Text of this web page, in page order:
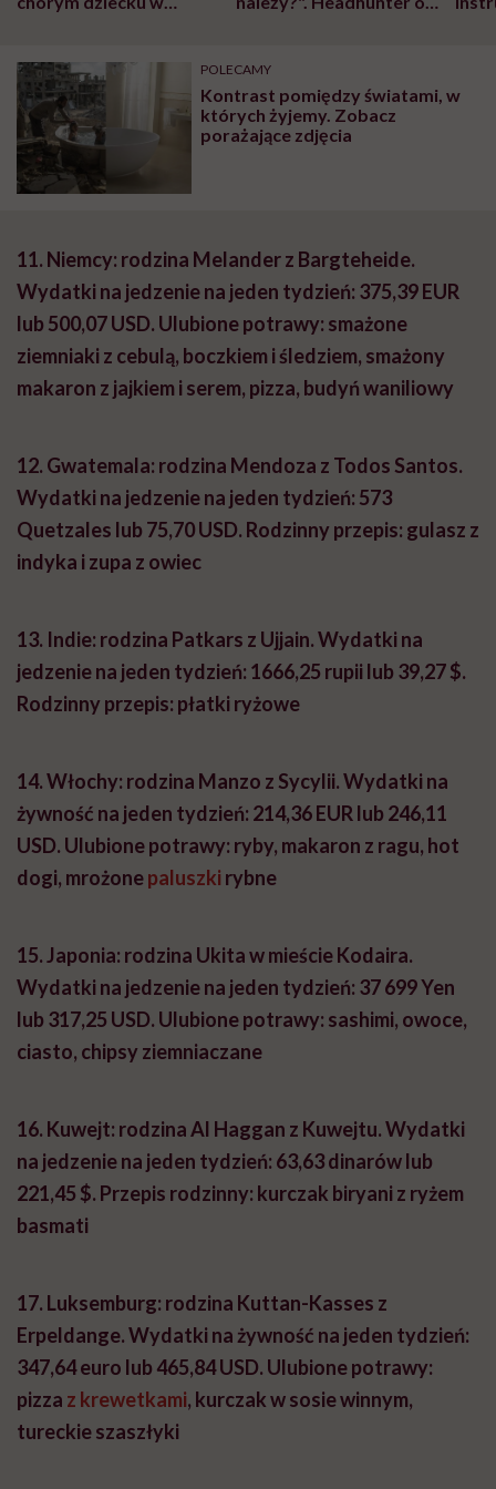
może chyba tylko
głupota i brak
wyobraźni"
pracy
POLECAMY
Kontrast pomiędzy światami, w
których żyjemy. Zobacz
porażające zdjęcia
11. Niemcy: rodzina Melander z Bargteheide.
Wydatki na jedzenie na jeden tydzień: 375,39 EUR
lub 500,07 USD. Ulubione potrawy: smażone
ziemniaki z cebulą, boczkiem i śledziem, smażony
makaron z jajkiem i serem, pizza, budyń waniliowy
12. Gwatemala: rodzina Mendoza z Todos Santos.
Wydatki na jedzenie na jeden tydzień: 573
Quetzales lub 75,70 USD. Rodzinny przepis: gulasz z
indyka i zupa z owiec
13. Indie: rodzina Patkars z Ujjain.Wydatki na
jedzenie na jeden tydzień: 1666,25 rupii lub 39,27 $.
Rodzinny przepis: płatki ryżowe
14.Włochy: rodzina Manzo z Sycylii.Wydatki na
żywność na jeden tydzień: 214,36 EUR lub 246,11
USD. Ulubione potrawy: ryby, makaron z ragu, hot
dogi, mrożonepaluszki rybne
15.Japonia: rodzina Ukita w mieście Kodaira.
Wydatki na jedzenie na jeden tydzień: 37 699 Yen
lub 317,25 USD. Ulubione potrawy: sashimi, owoce,
ciasto, chipsy ziemniaczane
16. Kuwejt: rodzina Al Haggan z Kuwejtu.Wydatki
na jedzenie na jeden tydzień: 63,63 dinarów lub
221,45 $. Przepis rodzinny: kurczak biryani z ryżem
basmati
17. Luksemburg: rodzina Kuttan-Kasses z
Erpeldange.Wydatki na żywność na jeden tydzień:
347,64 euro lub 465,84 USD. Ulubione potrawy:
pizza z krewetkami, kurczak w sosie winnym,
tureckie szaszłyki